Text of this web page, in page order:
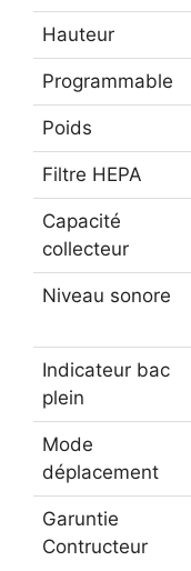
Hauteur
Programmable
Poids
Filtre HEPA
Capacité
collecteur
Niveau sonore
Indicateur bac
plein
Mode
déplacement
Garuntie
Contructeur